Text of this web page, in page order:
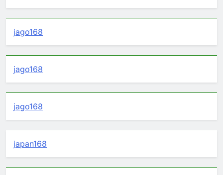
jago168
jago168
jago168
japan168